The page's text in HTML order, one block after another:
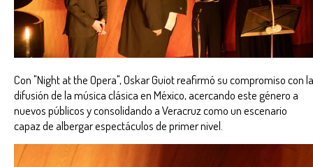
Con "Night at the Opera", Oskar Guiot reafirmó su compromiso con la
difusión de la música clásica en México, acercando este género a
nuevos públicos y consolidando a Veracruz como un escenario
capaz de albergar espectáculos de primer nivel.